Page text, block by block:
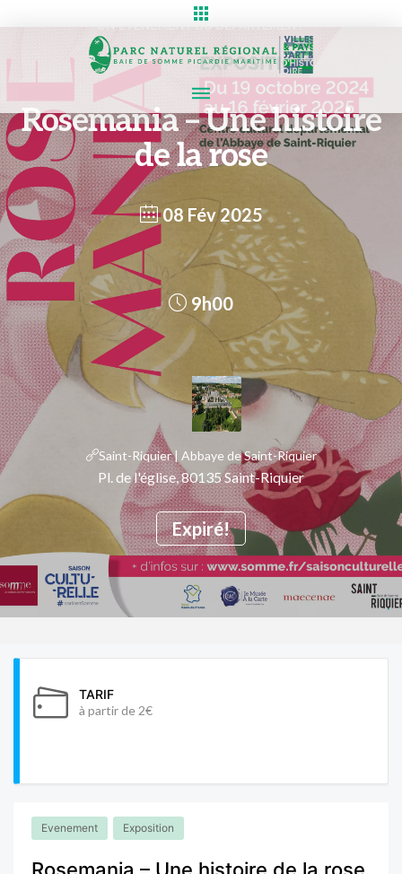
Rosemania – Une histoire
de la rose
08 Fév 2025
Expiré!
9h00
Saint-Riquier | Abbaye de Saint-Riquier
Pl. de l'église, 80135 Saint-Riquier
TARIF
à partir de 2€
Evenement Exposition